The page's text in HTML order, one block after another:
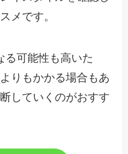
メです。
る可能性も高いた
りもかかる場合もあ
していくのがおすす